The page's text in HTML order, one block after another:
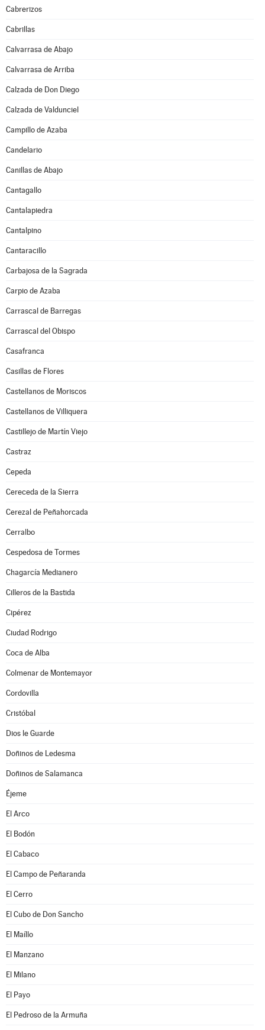
Cabrerizos
Cabrillas
Calvarrasa de Abajo
Calvarrasa de Arriba
Calzada de Don Diego
Calzada de Valdunciel
Campillo de Azaba
Candelario
Canillas de Abajo
Cantagallo
Cantalapiedra
Cantalpino
Cantaracillo
Carbajosa de la Sagrada
Carpio de Azaba
Carrascal de Barregas
Carrascal del Obispo
Casafranca
Casillas de Flores
Castellanos de Moriscos
Castellanos de Villiquera
Castillejo de Martín Viejo
Castraz
Cepeda
Cereceda de la Sierra
Cerezal de Peñahorcada
Cerralbo
Cespedosa de Tormes
Chagarcía Medianero
Cilleros de la Bastida
Cipérez
Ciudad Rodrigo
Coca de Alba
Colmenar de Montemayor
Cordovilla
Cristóbal
Dios le Guarde
Doñinos de Ledesma
Doñinos de Salamanca
Éjeme
El Arco
El Bodón
El Cabaco
El Campo de Peñaranda
El Cerro
El Cubo de Don Sancho
El Maíllo
El Manzano
El Milano
El Payo
El Pedroso de la Armuña